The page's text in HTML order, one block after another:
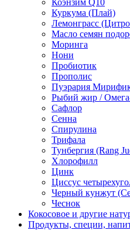
Коэнзим Q10
Куркума (Плай)
Лемонграсс
Масло семян
Моринга
Нони
Пробиотик
Прополис
Пуэрария
Рыбий жир /
Сафлор
Сенна
Спирулина
Трифала
Тунбергия (Rang
Хлорофилл
Цинк
Циссус
Черный кунжут
Чеснок
Кокосовое и другие
Продукты, специи,